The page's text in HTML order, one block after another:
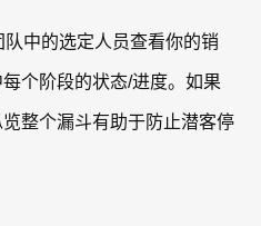
队中的选定人员查看你的销
个阶段的状态/进度。如果
整个漏斗有助于防止潜客停